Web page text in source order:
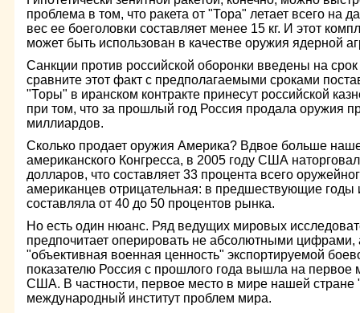
проблема в том, что ракета от "Тора" летает всего на
вес ее боеголовки составляет менее 15 кг. И этот
может быть использован в качестве оружия ядерной
Санкции против российской оборонки введены на
сравните этот факт с предполагаемыми сроками
"Торы" в иранском контракте принесут российской
при том, что за прошлый год Россия продала оружия
миллиардов.
Сколько продает оружия Америка? Вдвое больше
американского Конгресса, в 2005 году США
долларов, что составляет 33 процента всего
американцев отрицательная: в предшествующие
составляла от 40 до 50 процентов рынка.
Но есть один нюанс. Ряд ведущих мировых
предпочитает оперировать не абсолютными цифрами,
"объективная военная ценность" экспортируемой
показателю Россия с прошлого года вышла на первое
США. В частности, первое место в мире нашей стране
международный институт проблем мира.